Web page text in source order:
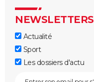
NEWSLETTERS
Actualité
Sport
Les dossiers d'actu